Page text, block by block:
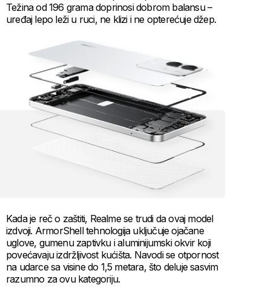
Težina od 196 grama doprinosi dobrom balansu –
uređaj lepo leži u ruci, ne klizi i ne opterećuje džep.
Kada je reč o zaštiti, Realme se trudi da ovaj model
izdvoji. ArmorShell tehnologija uključuje ojačane
uglove, gumenu zaptivku i aluminijumski okvir koji
povećavaju izdržljivost kućišta. Navodi se otpornost
na udarce sa visine do 1,5 metara, što deluje sasvim
razumno za ovu kategoriju.